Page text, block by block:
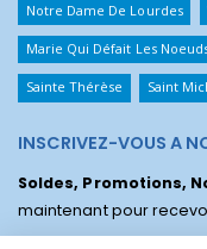
Notre Dame De Lourdes
Marie Qui Défait Les
Sainte Thérèse Saint
INSCRIVEZ-VOUS A
Soldes, Promotions,
maintenant pour